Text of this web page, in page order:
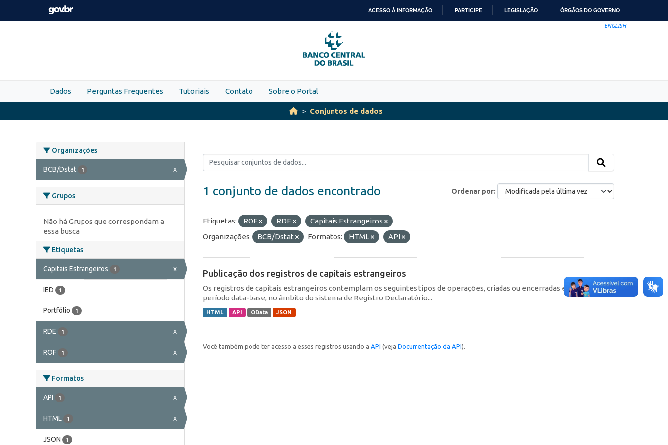
Skip to main content
PARA
O
CONTEÚDO
ACESSO À INFORMAÇÃO PARTICIPE LEGISLAÇÃO ÓRGÃOS DO GOVERNO
ENGLISH
Dados Perguntas Frequentes Tutoriais Contato Sobre o Portal
Conjuntos de dados
Organizações
BCB/Dstat 1 x
Grupos
Não há Grupos que correspondam a
essa busca
Etiquetas
Capitais Estrangeiros 1 x
IED 1
Portfólio 1
RDE 1 x
ROF 1 x
Formatos
API 1 x
HTML 1 x
JSON 1
Ordenar por
1 conjunto de dados encontrado
Etiquetas: ROF RDE
Capitais Estrangeiros
Organizações:
BCB/Dstat Formatos: HTML API
Publicação dos registros de capitais estrangeiros
Os registros de capitais estrangeiros contemplam os seguintes tipos de operações, criadas ou encerradas em cada
período data-base, no âmbito do sistema de Registro Declaratório...
HTML API OData JSON
Você também pode ter acesso a esses registros usando a API (veja Documentação da API).